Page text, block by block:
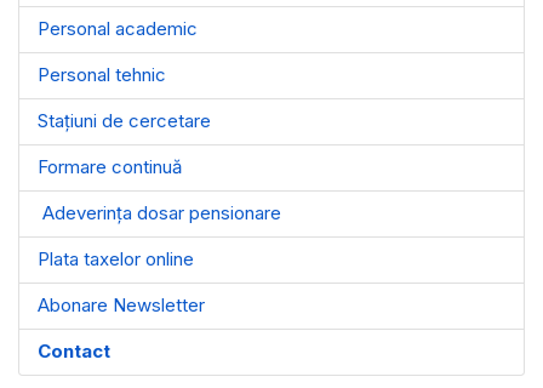
Personal academic
Personal tehnic
Stațiuni de cercetare
Formare continuă
Adeverința dosar pensionare
Plata taxelor online
Abonare Newsletter
Contact